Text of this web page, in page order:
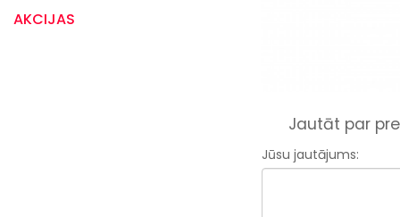
AKCIJAS
Jautāt par
Jūsu jautājums: